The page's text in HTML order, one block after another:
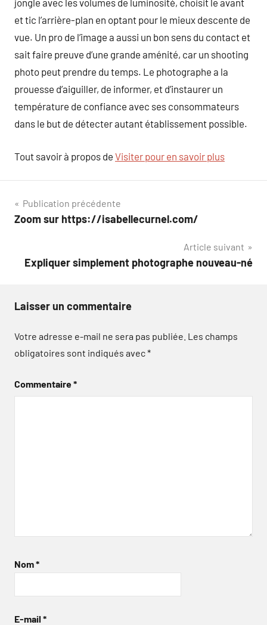
jongle avec les volumes de luminosité, choisit le avant
et tic l’arrière-plan en optant pour le mieux descente de
vue. Un pro de l’image a aussi un bon sens du contact et
sait faire preuve d’une grande aménité, car un shooting
photo peut prendre du temps. Le photographe a la
prouesse d’aiguiller, de informer, et d’instaurer un
température de confiance avec ses consommateurs
dans le but de détecter autant établissement possible.
Tout savoir à propos de Visiter pour en savoir plus
Navigation
de
Publication précédente
Zoom sur https://isabellecurnel.com/
Article suivant
Expliquer simplement photographe nouveau-né
Laisser un commentaire
Votre adresse e-mail ne sera pas publiée. Les champs
obligatoires sont indiqués avec*
Commentaire*
Nom*
E-mail *